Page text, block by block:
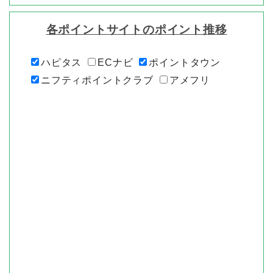
各ポイントサイトのポイント推移
ハピタス ECナビ
ポイントタウン
ニフティポイントクラブ
アメフリ